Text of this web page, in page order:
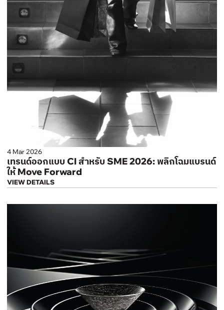
4 Mar 2026
เทรนด์ออกแบบ CI สำหรับ SME 2026: พลิกโฉมแบรนด์
ให้ Move Forward
VIEW DETAILS